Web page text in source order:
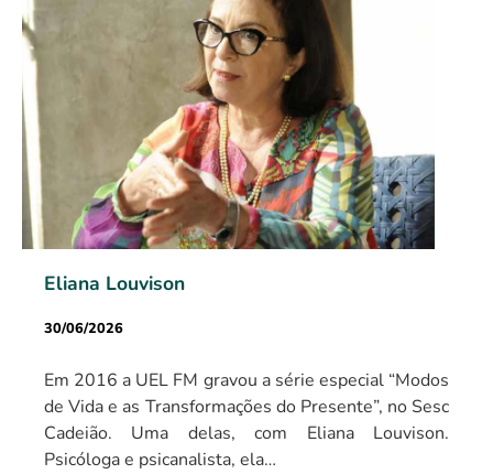
Eliana Louvison
30/06/2026
Em 2016 a UEL FM gravou a série especial “Modos
de Vida e as Transformações do Presente”, no Sesc
Cadeião. Uma delas, com Eliana Louvison.
Psicóloga e psicanalista, ela…